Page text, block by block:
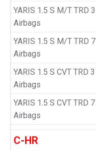
YARIS 1.5 S M/T TRD 3
Airbags
YARIS 1.5 S M/T TRD 7
Airbags
YARIS 1.5 S CVT TRD 3
Airbags
YARIS 1.5 S CVT TRD 7
Airbags
C-HR